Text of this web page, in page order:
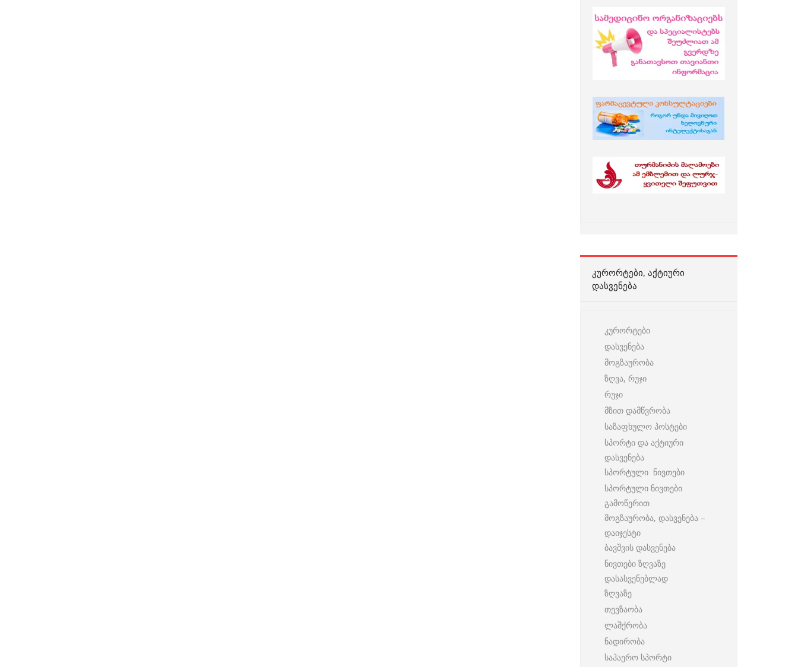
ᲙᲣᲠᲝᲠᲢᲔᲑᲘ, ᲐᲥᲢᲘᲣᲠᲘ
ᲓᲐᲡᲕᲔᲜᲔᲑᲐ
კურორტები
დასვენება
მოგზაურობა
ზღვა, რუჯი
რუჯი
მზით დამწვრობა
საზაფხულო პოსტები
სპორტი და აქტიური
დასვენება
სპორტული ნივთები
სპორტული ნივთები
გამოწერით
მოგზაურობა, დასვენება –
დაიჯესტი
ბავშვის დასვენება
ნივთები ზღვაზე
დასასვენებლად
ზღვაზე
თევზაობა
ლაშქრობა
ნადირობა
საჰაერო სპორტი